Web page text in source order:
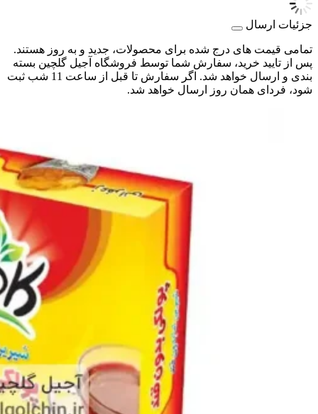
جزئیات ارسال
تمامی قیمت های درج شده برای محصولات، جدید و به روز هستند.
پس از تایید خرید، سفارش شما توسط فروشگاه آجیل گلچین بسته
بندی و ارسال خواهد شد. اگر سفارش تا قبل از ساعت 11 شب ثبت
شود، فردای همان روز ارسال خواهد شد.